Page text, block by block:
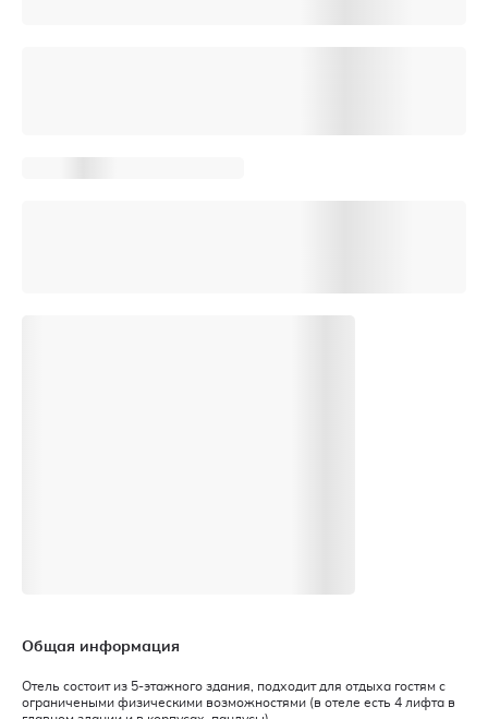
Общая информация
Отель состоит из 5-этажного здания, подходит для отдыха гостям с
ограничеными физическими возможностями (в отеле есть 4 лифта в